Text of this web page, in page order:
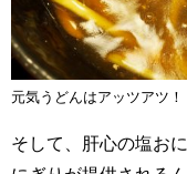
元気うどんはアッツアツ！
そして、肝心の塩お